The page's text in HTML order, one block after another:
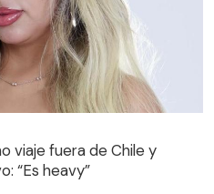
viaje fuera de Chile y
“Es heavy”